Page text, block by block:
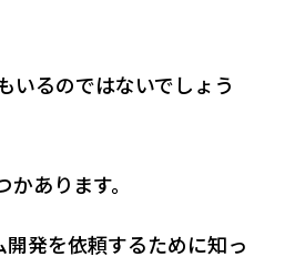
いるのではないでしょう
あります。
発を依頼するために知っ